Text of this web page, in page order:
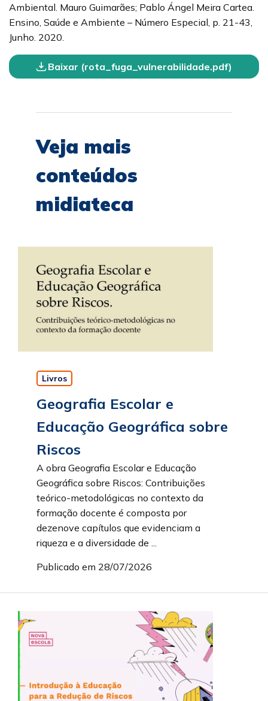
Ambiental. Mauro Guimarães; Pablo Ángel Meira Cartea.
Ensino, Saúde e Ambiente – Número Especial, p. 21-43,
Junho. 2020.
Baixar (rota_fuga_vulnerabilidade.pdf)
Veja mais
conteúdos
midiateca
Livros
Geografia Escolar e
Educação Geográfica sobre
Riscos
A obra Geografia Escolar e Educação
Geográfica sobre Riscos: Contribuições
teórico-metodológicas no contexto da
formação docente é composta por
dezenove capítulos que evidenciam a
riqueza e a diversidade de ...
Publicado em 28/07/2026